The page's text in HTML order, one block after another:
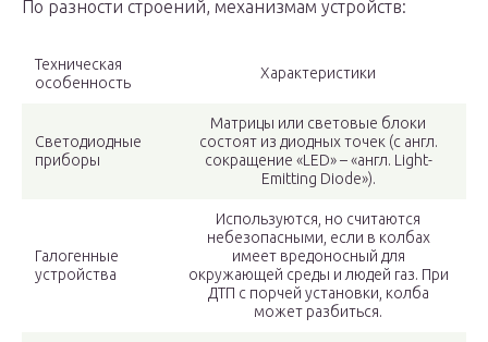
По разности строений, механизмам устройств:
Техническая
особенность
Характеристики
Светодиодные
приборы
Матрицы или световые блоки
состоят из диодных точек (с англ.
сокращение «LED» – «англ. Light-
Emitting Diode»).
Галогенные
устройства
Используются, но считаются
небезопасными, если в колбах
имеет вредоносный для
окружающей среды и людей газ. При
ДТП с порчей установки, колба
может разбиться.